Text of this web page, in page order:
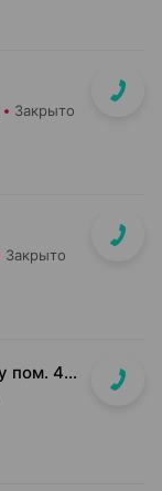
Закрыто
Закрыто
ул. Жуковского, д. 2, пом. 4н (по плану пом. 4н-1-4н-4)